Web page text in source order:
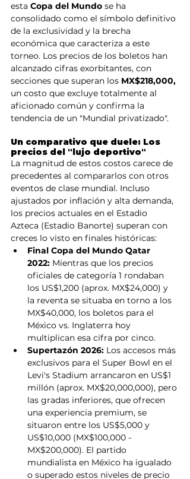
esta Copa del Mundo se ha
consolidado como el símbolo definitivo
de la exclusividad y la brecha
económica que caracteriza a este
torneo. Los precios de los boletos han
alcanzado cifras exorbitantes, con
secciones que superan los MX$218,000,
un costo que excluye totalmente al
aficionado común y confirma la
tendencia de un "Mundial privatizado".
Un comparativo que duele: Los
precios del "lujo deportivo"
La magnitud de estos costos carece de
precedentes al compararlos con otros
eventos de clase mundial. Incluso
ajustados por inflación y alta demanda,
los precios actuales en el Estadio
Azteca (Estadio Banorte) superan con
creces lo visto en finales históricas:
Final Copa del Mundo Qatar
2022: Mientras que los precios
oficiales de categoría 1 rondaban
los US$1,200 (aprox. MX$24,000) y
la reventa se situaba en torno a los
MX$40,000, los boletos para el
México vs. Inglaterra hoy
multiplican esa cifra por cinco.
Supertazón 2026: Los accesos más
exclusivos para el Super Bowl en el
Levi's Stadium arrancaron en US$1
millón (aprox. MX$20,000,000), pero
las gradas inferiores, que ofrecen
una experiencia premium, se
situaron entre los US$5,000 y
US$10,000 (MX$100,000 -
MX$200,000). El partido
mundialista en México ha igualado
o superado estos niveles de precio